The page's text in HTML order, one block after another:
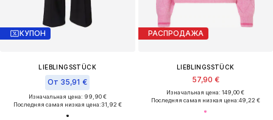
КУПОН
LIEBLINGSSTÜCK
От 35,91 €
Изначальная цена: 99,90 €
Последняя самая низкая цена:31,92 €
РАСПРОДАЖА
LIEBLINGSSTÜCK
57,90 €
Изначальная цена: 149,00 €
Последняя самая низкая цена:49,22 €